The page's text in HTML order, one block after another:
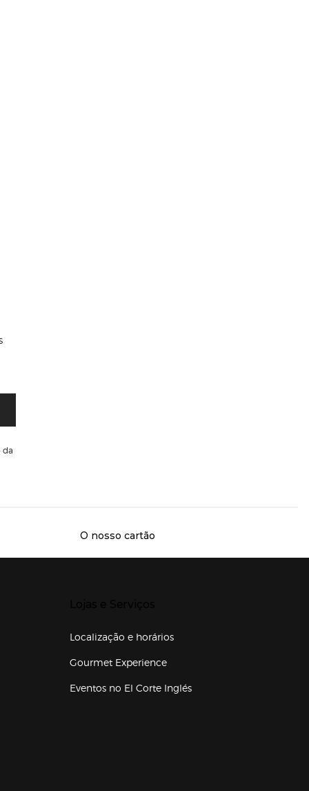
da
O nosso cartão
Localização e horários
Gourmet Experience
Eventos no El Corte Inglés